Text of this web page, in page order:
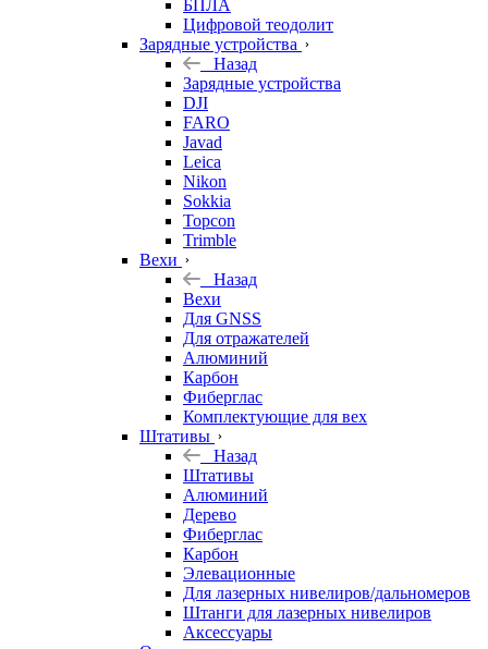
БПЛА
Цифровой теодолит
Зарядные устройства
Назад
Зарядные устройства
DJI
FARO
Javad
Leica
Nikon
Sokkia
Topcon
Trimble
Вехи
Назад
Вехи
Для GNSS
Для отражателей
Алюминий
Карбон
Фиберглас
Комплектующие для вех
Штативы
Назад
Штативы
Алюминий
Дерево
Фиберглас
Карбон
Элевационные
Для лазерных нивелиров/дальномеров
Штанги для лазерных нивелиров
Аксессуары